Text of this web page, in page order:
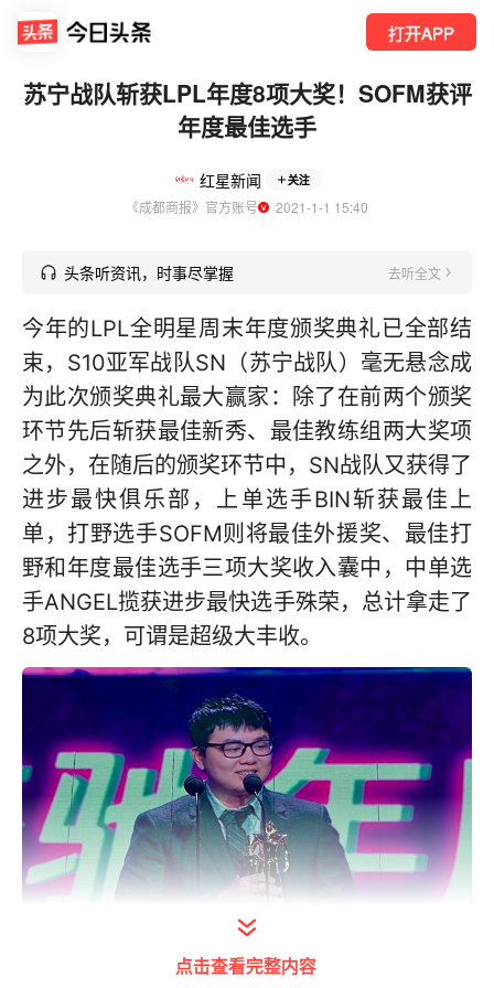
打开APP
苏宁战队斩获LPL年度8项大奖！SOFM获评
年度最佳选手
红星新闻 关注
《成都商报》官方账号
  2021-1-1 15:40
头条听资讯，时事尽掌握 去听全文
今年的LPL全明星周末年度颁奖典礼已全部结
束，S10亚军战队SN（苏宁战队）毫无悬念成
为此次颁奖典礼最大赢家：除了在前两个颁奖
环节先后斩获最佳新秀、最佳教练组两大奖项
之外，在随后的颁奖环节中，SN战队又获得了
进步最快俱乐部，上单选手BIN斩获最佳上
单，打野选手SOFM则将最佳外援奖、最佳打
野和年度最佳选手三项大奖收入囊中，中单选
手ANGEL揽获进步最快选手殊荣，总计拿走了
8项大奖，可谓是超级大丰收。
年度最佳选手SOFM点击查看完整内容